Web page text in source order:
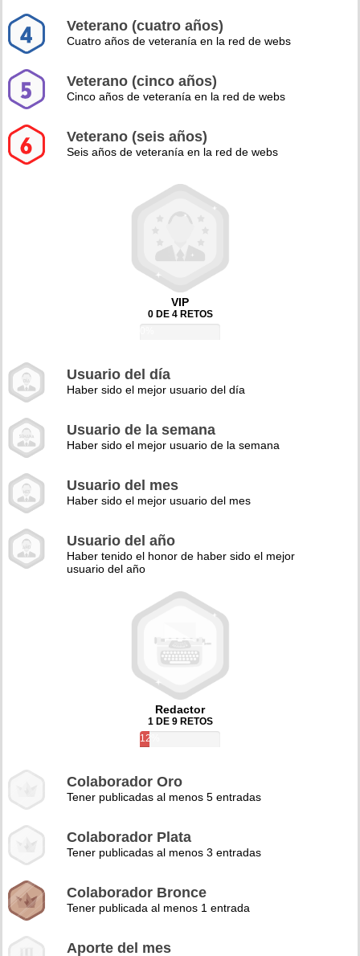
Veterano (cuatro años)
Cuatro años de veteranía en la red de webs
Veterano (cinco años)
Cinco años de veteranía en la red de webs
Veterano (seis años)
Seis años de veteranía en la red de webs
VIP
0 DE 4 RETOS
Usuario del día
Haber sido el mejor usuario del día
Usuario de la semana
Haber sido el mejor usuario de la semana
Usuario del mes
Haber sido el mejor usuario del mes
Usuario del año
Haber tenido el honor de haber sido el mejor
usuario del año
Redactor
1 DE 9 RETOS
12%
Colaborador Oro
Tener publicadas al menos 5 entradas
Colaborador Plata
Tener publicadas al menos 3 entradas
Colaborador Bronce
Tener publicada al menos 1 entrada
Aporte del mes